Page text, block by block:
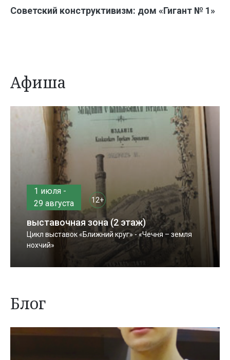
Советский конструктивизм: дом «Гигант № 1»
Афиша
1 июля -
29 августа
12+
выставочная зона (2 этаж)
Цикл выставок «Ближний круг» - «Чечня – земля
нохчий»
Блог